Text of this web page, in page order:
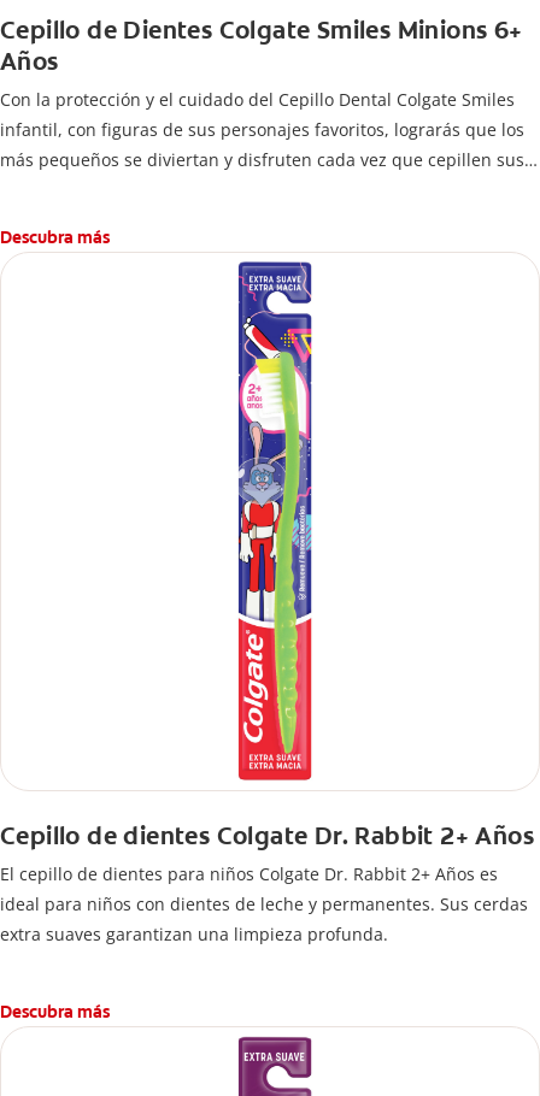
Cepillo de Dientes Colgate Smiles Minions 6+
Años
Con la protección y el cuidado del Cepillo Dental Colgate Smiles
infantil, con figuras de sus personajes favoritos, lograrás que los
más pequeños se diviertan y disfruten cada vez que cepillen sus
Descubra más
Cepillo de dientes Colgate Dr. Rabbit 2+ Años
El cepillo de dientes para niños Colgate Dr. Rabbit 2+ Años es
ideal para niños con dientes de leche y permanentes. Sus cerdas
extra suaves garantizan una limpieza profunda.
Descubra más